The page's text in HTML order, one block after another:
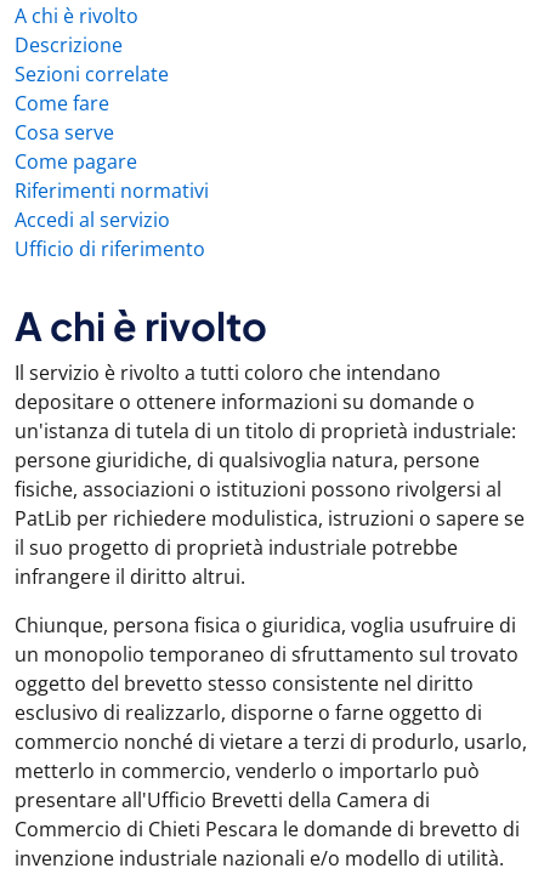
A chi è rivolto
Descrizione
Sezioni correlate
Come fare
Cosa serve
Come pagare
Riferimenti normativi
Accedi al servizio
Ufficio di riferimento
A chi è rivolto
Il servizio è rivolto a tutti coloro che intendano
depositare o ottenere informazioni su domande o
un'istanza di tutela di un titolo di proprietà industriale:
persone giuridiche, di qualsivoglia natura, persone
fisiche, associazioni o istituzioni possono rivolgersi al
PatLib per richiedere modulistica, istruzioni o sapere se
il suo progetto di proprietà industriale potrebbe
infrangere il diritto altrui.
Chiunque, persona fisica o giuridica, voglia usufruire di
un monopolio temporaneo di sfruttamento sul trovato
oggetto del brevetto stesso consistente nel diritto
esclusivo di realizzarlo, disporne o farne oggetto di
commercio nonché di vietare a terzi di produrlo, usarlo,
metterlo in commercio, venderlo o importarlo può
presentare all'Ufficio Brevetti della Camera di
Commercio di Chieti Pescara le domande di brevetto di
invenzione industriale nazionali e/o modello di utilità.